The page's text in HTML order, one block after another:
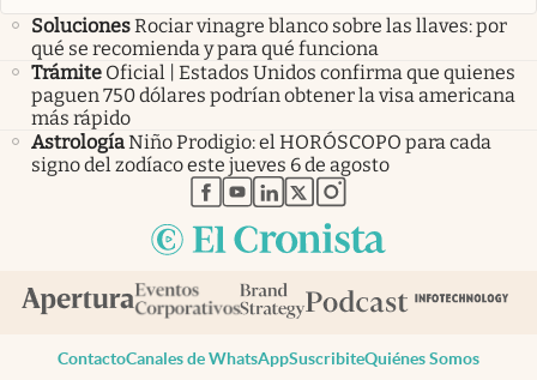
SolucionesRociar vinagre blanco sobre las llaves: por
qué se recomienda y para qué funciona
Trámite Oficial | Estados Unidos confirma que quienes
paguen 750 dólares podrían obtener la visa americana
más rápido
AstrologíaNiño Prodigio: el HORÓSCOPO para cada
signo del zodíaco este jueves 6 de agosto
abre en nueva pestaña
abre en nueva pestaña
abre en nueva pestaña
abre en nueva pestaña
abre en nueva pestaña
ContactoCanales de WhatsAppSuscribiteQuiénes Somos